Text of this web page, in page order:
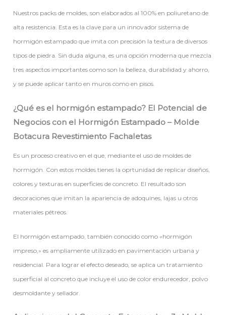
Nuestros packs de moldes, son elaborados al 100% en poliuretano de
alta resistencia. Esta es la clave para un innovador sistema de
hormigón estampado que imita con precisión la textura de diversos
tipos de piedra. Sin duda alguna, es una opción moderna que mezcla
tres aspectos importantes como son la belleza, durabilidad y ahorro,
y se puede aplicar tanto en muros como en pisos.
¿Qué es el hormigón estampado? El Potencial de
Negocios con el Hormigón Estampado – Molde
Botacura Revestimiento Fachaletas
Es un proceso creativo en el que, mediante el uso de moldes de
hormigón. Con estos moldes tienes la oprtunidad de replicar diseños,
colores y texturas en superficies de concreto. El resultado son
decoraciones que imitan la apariencia de adoquines, lajas u otros
materiales pétreos.
El hormigón estampado, también conocido como «hormigón
impreso,» es ampliamente utilizado en pavimentación urbana y
residencial. Para lograr el efecto deseado, se aplica un tratamiento
superficial al concreto que incluye el uso de color endurecedor, polvo
desmoldante y sellador.